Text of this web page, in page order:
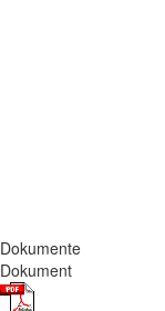
Dokumente
Dokument